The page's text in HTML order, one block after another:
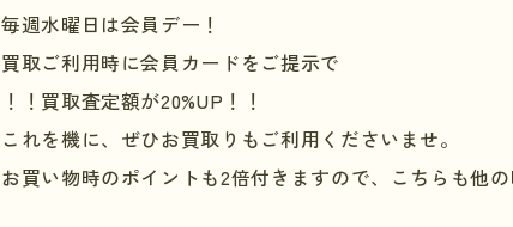
毎週水曜日は会員デー！
買取ご利用時に会員カードをご提示で
！！買取査定額が20%UP ！！
これを機に、ぜひお買取りもご利用くださいませ。
お買い物時のポイントも2倍付きますので、こちらも他